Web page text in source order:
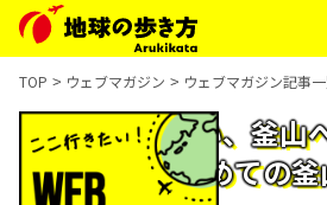
TOP ウェブマガジン ウェブマガジン記事
釜山
夏こそ行きたい、釜山
楽しめる“はじめての